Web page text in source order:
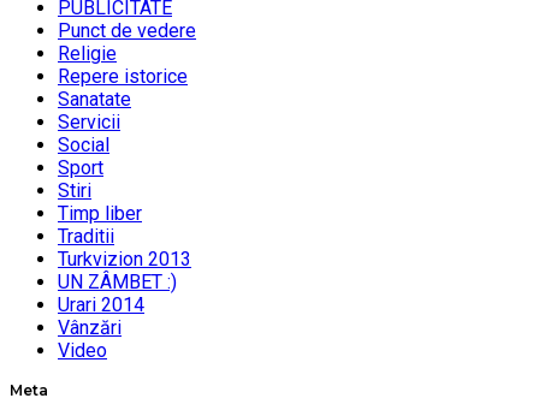
PUBLICITATE
Punct de vedere
Religie
Repere istorice
Sanatate
Servicii
Social
Sport
Stiri
Timp liber
Traditii
Turkvizion 2013
UN ZÂMBET :)
Urari 2014
Vânzări
Video
Meta